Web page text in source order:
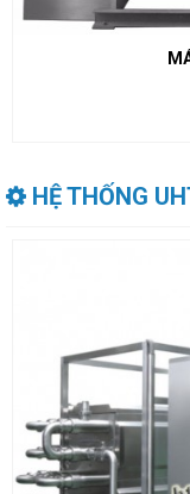
HỆ THỐNG